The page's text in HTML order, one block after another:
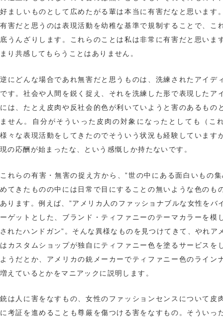
好ましいものとして広めたがる輩は本当に有害だなと思います
有害だと思うのは表現活動を幼稚な基準で規制することで、こ
底うんざりします。これらのことは私は非常に有害だと思いま
まり共感してもらうことはありません。
逆にどんな場合であれ無害だと思うものは、洗練されたアイデ
です。社会や人間を鋭く捉え、それを洗練した形で表現したア
には、たとえ皮肉や反社会的色が利いていようと害のあるもの
ません。自分がそういった皮肉の対象になったとしても（こ
様々な表現活動をしてきたのでそういう状況も経験しています
現の応酬が始まったな、という感慨しか持たないです。
これらの有害・無害の捉え方から、”世の中にある面白いもの
めてきたものの中には日常で目にすることの無いような色のも
あります。例えば、”アメリカ人のファッショナブルな女性をバ
ーゲットとした、ブランド・ティファニーのテーマカラーを模
されたハンドガン”。そんな異様なものを見つけてきて、やれア
はカスタムショップが独自にティファニー色を塗るサービスを
ようだとか、アメリカの銃メーカーでティファニー色のライン
増えているとかをマニアックに説明します。
銃は人に害をなすもの、女性のファッションセンスについて皮
に考証を進めることも尊厳を傷つける害をなすもの。そういっ